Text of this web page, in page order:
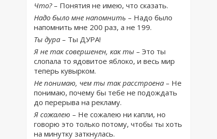
Что?– Понятия не имею, что сказать.
Надо было мне напомнить – Надо было
напомнить мне 200 раз, а не 199.
Ты дура – Ты ДУРА!
Я не так совершенен, как ты – Это ты
слопала то ядовитое яблоко, и весь мир
теперь кувырком.
Не понимаю, чем ты так расстроена – Не
понимаю, почему бы тебе не подождать
до перерыва на рекламу.
Я сожалею – Не сожалею ни капли, но
говорю это только потому, чтобы ты хоть
на минутку заткнулась.